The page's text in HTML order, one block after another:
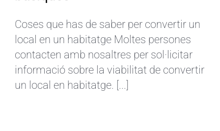
Coses que has de saber per convertir un
local en un habitatge Moltes persones
contacten amb nosaltres per sol·licitar
informació sobre la viabilitat de convertir
un local en habitatge. [...]